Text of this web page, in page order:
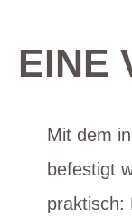
EINE
Mit dem
befestigt
praktisch: